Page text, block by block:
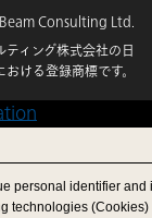
Consulting Ltd.
ィング株式会社の日
ける登録商標です。
personal identifier
technologies